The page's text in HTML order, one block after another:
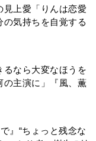
見上愛「りんは恋愛
の気持ちを自覚する
るなら大変なほうを
の主演に」『風、薫
』“ちょっと残念な